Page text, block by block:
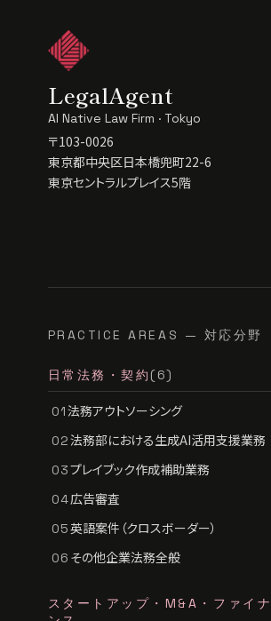
LegalAgent
AI Native Law Firm · Tokyo
〒103-0026
東京都中央区日本橋兜町22-6
東京セントラルプレイス5階
PRACTICE AREAS — 対応分野
日常法務・契約 (6)
01法務アウトソーシング
02法務部における生成AI活用支援業務
03プレイブック作成補助業務
04広告審査
05英語案件（クロスボーダー）
06 その他企業法務全般
スタートアップ・M&A・ファイナ